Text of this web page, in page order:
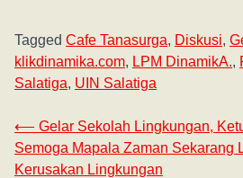
Tagged Cafe Tanasurga, Diskusi,
klikdinamika.com, LPM DinamikA.,
Salatiga, UIN Salatiga
⟵ Gelar Sekolah Lingkungan,
Semoga Mapala Zaman Sekarang
Kerusakan Lingkungan